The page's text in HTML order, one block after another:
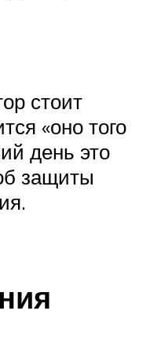
стоит
«оно того
день это
защиты